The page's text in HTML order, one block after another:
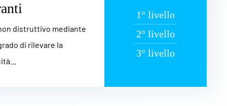
distruttivo mediante
di rilevare la
1° livello
2° livello
3° livello